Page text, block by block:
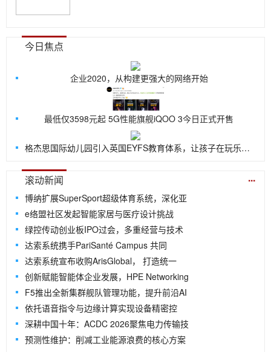
今日焦点
企业2020，从构建更强大的网络开始
最低仅3598元起 5G性能旗舰iQOO 3今日正式开售
格杰思国际幼儿园引入英国EYFS教育体系，让孩子在玩乐中探索世界
滚动新闻 ...
博纳扩展SuperSport超级体育系统，深化亚
e络盟社区发起智能家居与医疗设计挑战
绿控传动创业板IPO过会，多重经营与技术
达索系统携手PariSanté Campus 共同
达索系统宣布收购ArisGlobal， 打造统一
创新赋能智能体企业发展，HPE Networking
F5推出全新集群舰队管理功能，提升前沿AI
依托语音指令与边缘计算实现设备精密控
深耕中国十年：ACDC 2026聚焦电力传输技
预测性维护：削减工业能源浪费的核心方案